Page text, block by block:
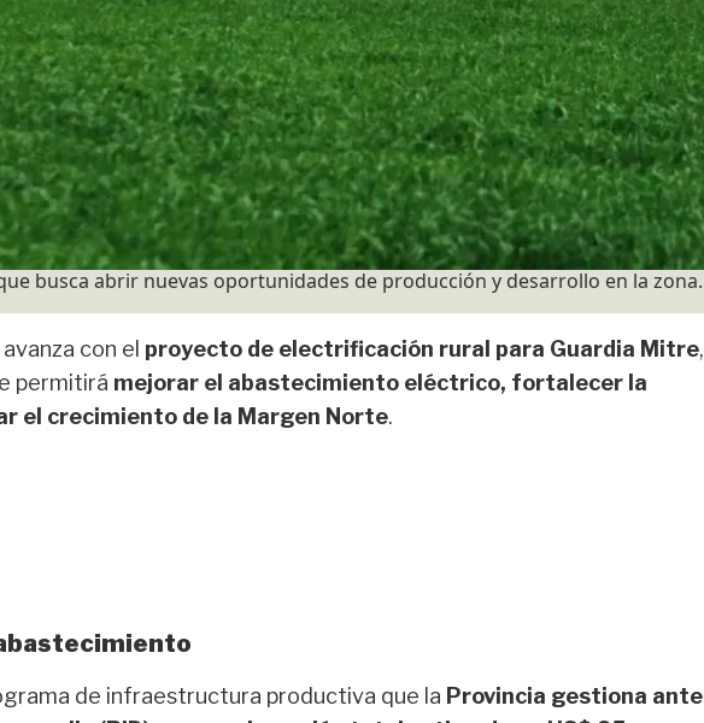
busca abrir nuevas oportunidades de producción y desarrollo en la zona.
con el proyecto de electrificación rural para Guardia Mitre,
permitirá mejorar el abastecimiento eléctrico, fortalecer la
el crecimiento de la Margen Norte.
de infraestructura productiva que la Provincia gestiona ante